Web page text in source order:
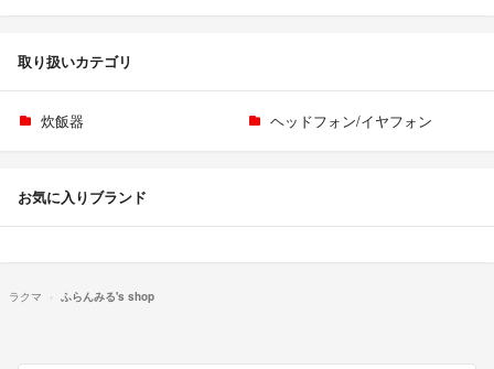
取り扱いカテゴリ
炊飯器 ヘッドフォン/イヤフォン
お気に入りブランド
ラクマ ふらんみる's shop